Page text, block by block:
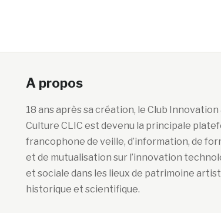
A propos
18 ans après sa création, le Club Innovation
Culture CLIC est devenu la principale
francophone de veille, d’information, de
et de mutualisation sur l’innovation
et sociale dans les lieux de patrimoine
historique et scientifique.